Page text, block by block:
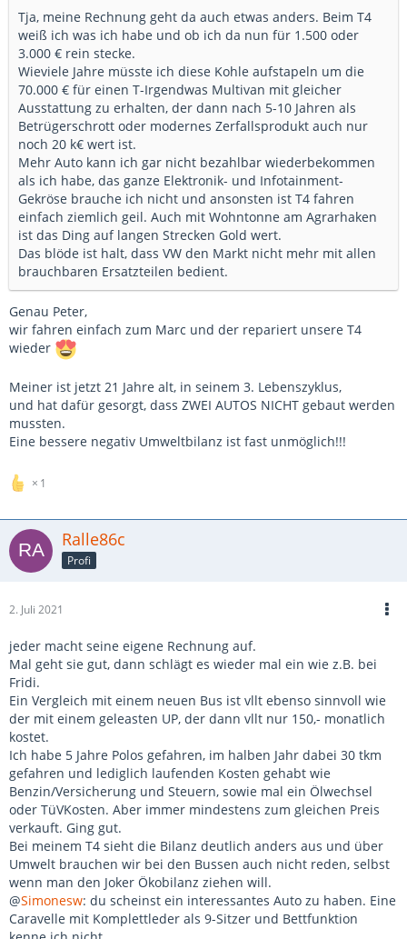
Tja, meine Rechnung geht da auch etwas anders. Beim T4
weiß ich was ich habe und ob ich da nun für 1.500 oder
3.000 € rein stecke.
Wieviele Jahre müsste ich diese Kohle aufstapeln um die
70.000 € für einen T-Irgendwas Multivan mit gleicher
Ausstattung zu erhalten, der dann nach 5-10 Jahren als
Betrügerschrott oder modernes Zerfallsprodukt auch nur
noch 20 k€ wert ist.
Mehr Auto kann ich gar nicht bezahlbar wiederbekommen
als ich habe, das ganze Elektronik- und Infotainment-
Gekröse brauche ich nicht und ansonsten ist T4 fahren
einfach ziemlich geil. Auch mit Wohntonne am Agrarhaken
ist das Ding auf langen Strecken Gold wert.
Das blöde ist halt, dass VW den Markt nicht mehr mit allen
brauchbaren Ersatzteilen bedient.
Genau Peter,
wir fahren einfach zum Marc und der repariert unsere T4
wieder
Meiner ist jetzt 21 Jahre alt, in seinem 3. Lebenszyklus,
und hat dafür gesorgt, dass ZWEI AUTOS NICHT gebaut werden
mussten.
Eine bessere negativ Umweltbilanz ist fast unmöglich!!!
1
Ralle86c
Profi
2. Juli 2021
jeder macht seine eigene Rechnung auf.
Mal geht sie gut, dann schlägt es wieder mal ein wie z.B. bei
Fridi.
Ein Vergleich mit einem neuen Bus ist vllt ebenso sinnvoll wie
der mit einem geleasten UP, der dann vllt nur 150,- monatlich
kostet.
Ich habe 5 Jahre Polos gefahren, im halben Jahr dabei 30 tkm
gefahren und lediglich laufenden Kosten gehabt wie
Benzin/Versicherung und Steuern, sowie mal ein Ölwechsel
oder TüVKosten. Aber immer mindestens zum gleichen Preis
verkauft. Ging gut.
Bei meinem T4 sieht die Bilanz deutlich anders aus und über
Umwelt brauchen wir bei den Bussen auch nicht reden, selbst
wenn man den Joker Ökobilanz ziehen will.
@Simonesw: du scheinst ein interessantes Auto zu haben. Eine
Caravelle mit Komplettleder als 9-Sitzer und Bettfunktion